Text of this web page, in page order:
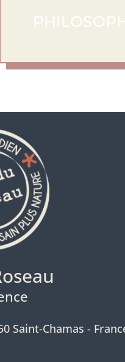
Saint-Chamas -